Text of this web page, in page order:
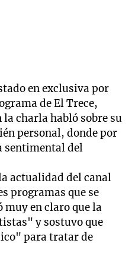
en exclusiva por
de El Trece,
charla habló sobre su
personal, donde por
sentimental del
actualidad del canal
programas que se
muy en claro que la
y sostuvo que
para tratar de